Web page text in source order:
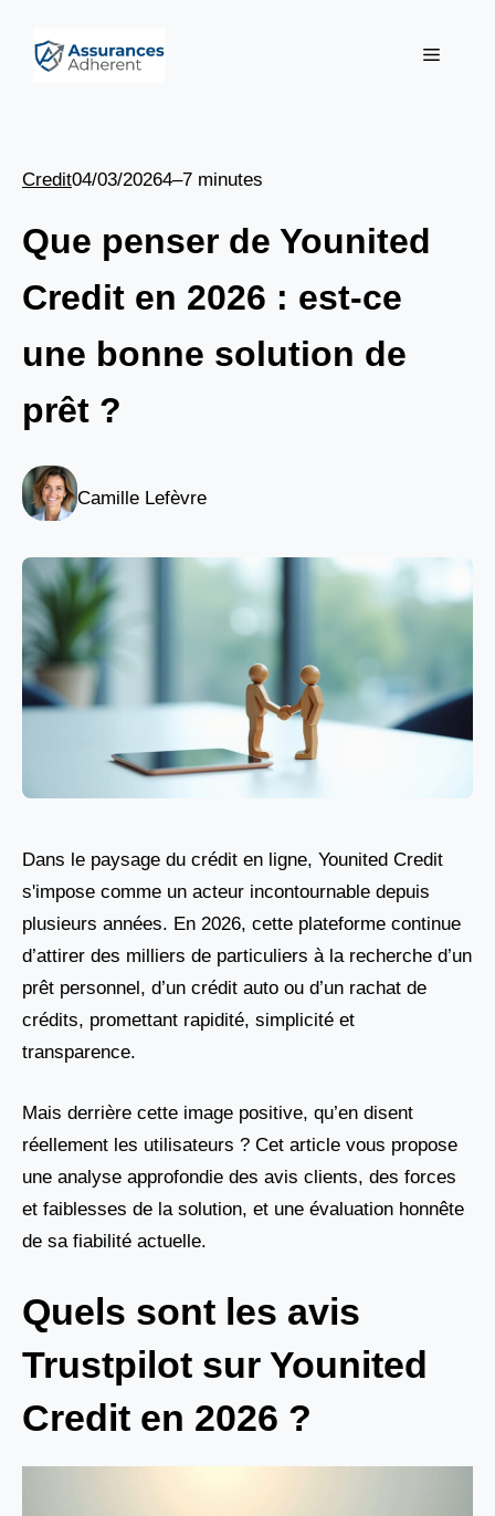
contenu
Menu
Credit04/03/20264–7 minutes
Que penser de Younited
Credit en 2026 : est-ce
une bonne solution de
prêt ?
Camille Lefèvre
Dans le paysage du crédit en ligne, Younited Credit
s'impose comme un acteur incontournable depuis
plusieurs années. En 2026, cette plateforme continue
d’attirer des milliers de particuliers à la recherche d’un
prêt personnel, d’un crédit auto ou d’un rachat de
crédits, promettant rapidité, simplicité et
transparence.
Mais derrière cette image positive, qu’en disent
réellement les utilisateurs ? Cet article vous propose
une analyse approfondie des avis clients, des forces
et faiblesses de la solution, et une évaluation honnête
de sa fiabilité actuelle.
Quels sont les avis
Trustpilot sur Younited
Credit en 2026 ?